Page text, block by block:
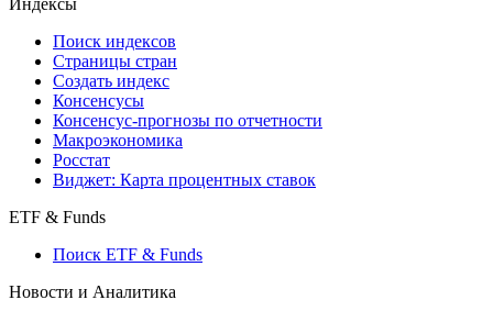
Кредиты
Поиск кредитов
Индексы
Поиск индексов
Страницы стран
Создать индекс
Консенсусы
Консенсус-прогнозы по отчетности
Макроэкономика
Виджет: Карта процентных ставок
ETF & Funds